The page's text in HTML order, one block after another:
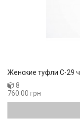
Женские туфли C-29
8
760.00 грн